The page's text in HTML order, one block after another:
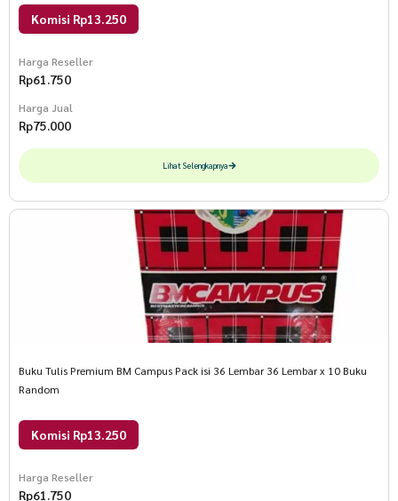
Komisi Rp13.250
Harga Reseller
Rp61.750
Harga Jual
Rp75.000
Lihat Selengkapnya
Buku Tulis Premium BM Campus Pack isi 36 Lembar 36 Lembar x 10 Buku
Random
Komisi Rp13.250
Harga Reseller
Rp61.750